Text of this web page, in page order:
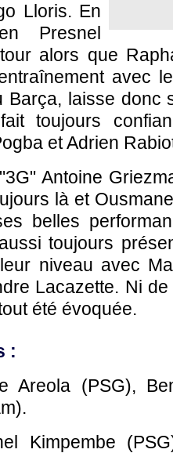
Lloris. En
Presnel
alors que
avec
Barça, laisse donc
toujours
et Adrien
Antoine
là et
belles
toujours
niveau avec
Lacazette. Ni
été évoquée.
:
Areola (PSG),
Kimpembe